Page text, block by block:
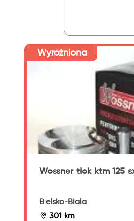
Wyróżniona
Wossner tłok ktm 125
Bielsko-Biala
301 km